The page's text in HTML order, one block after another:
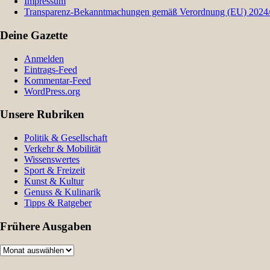
Transparenz-Bekanntmachungen gemäß Verordnung (EU)
Deine Gazette
Anmelden
Eintrags-Feed
Kommentar-Feed
WordPress.org
Unsere Rubriken
Politik & Gesellschaft
Verkehr & Mobilität
Wissenswertes
Sport & Freizeit
Kunst & Kultur
Genuss & Kulinarik
Tipps & Ratgeber
Frühere Ausgaben
Frühere